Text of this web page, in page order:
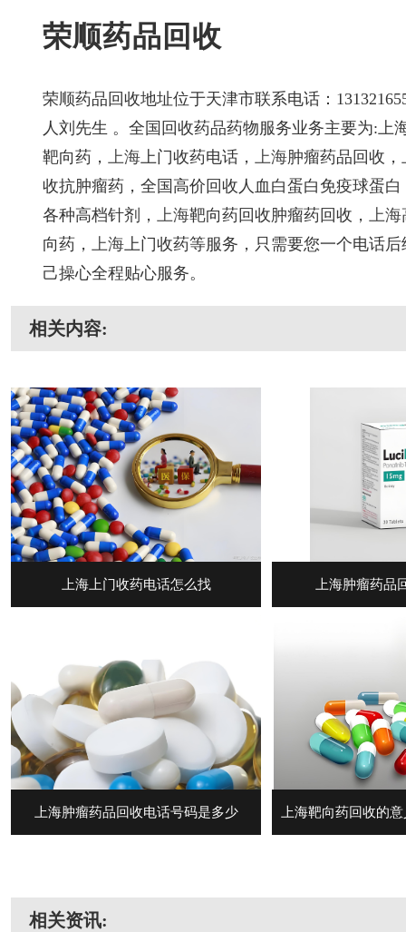
荣顺药品回收
荣顺药品回收地址位于天津市联系电话：
人刘先生 。 全国回收药品药物服务业务主要为:上
靶向药，
上海上门收药电话， 上海肿瘤药品回收，
收抗肿瘤药，全国高价回收人血白蛋白免疫球蛋
各种高档针剂，
上海靶向药回收肿瘤药回收， 上海
向药，
上海上门收药等服务，只需要您一个电话
己操心全程贴心服务。
相关内容:
上海上门收药电话怎么找 上海肿瘤药品
上海肿瘤药品回收电话号码是多少
相关资讯: